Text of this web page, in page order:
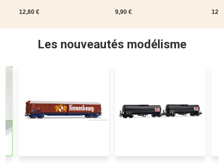
12,80 € 9,90 €
Les nouveautés modélisme